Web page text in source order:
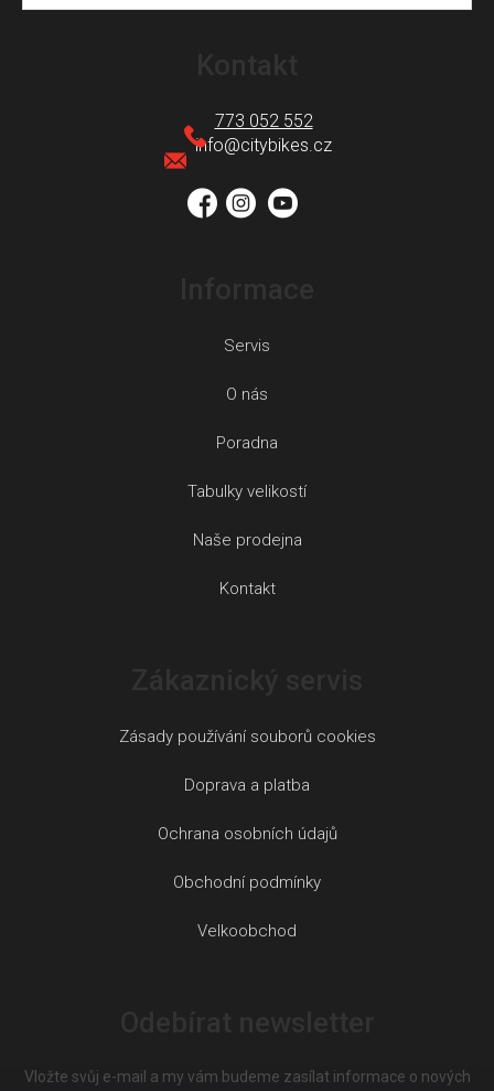
info@citybikes.cz
773 052 552
Servis
O nás
Poradna
Tabulky velikostí
Naše prodejna
Kontakt
Zásady používání souborů cookies
Doprava a platba
Ochrana osobních údajů
Obchodní podmínky
Velkoobchod
Vložte svůj e-mail a my vám budeme zasílat informace o nových